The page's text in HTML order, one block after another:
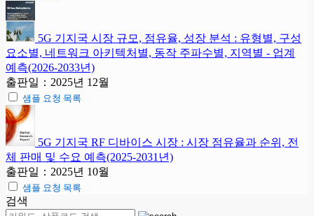
5G 기지국 시장 규모, 점유율, 성장 분석 : 유형별, 구성
요소별, 네트워크 아키텍처별, 동작 주파수별, 지역별 - 업계
예측(2026-2033년)
출판일：2025년 12월
샘플 요청 목록
5G 기지국 RF 디바이스 시장 : 시장 점유율과 순위, 전
체 판매 및 수요 예측(2025-2031년)
출판일：2025년 10월
샘플 요청 목록
검색